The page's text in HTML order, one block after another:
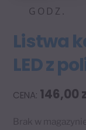
GODZ.
Listwa
LED z
146,00
Brak w